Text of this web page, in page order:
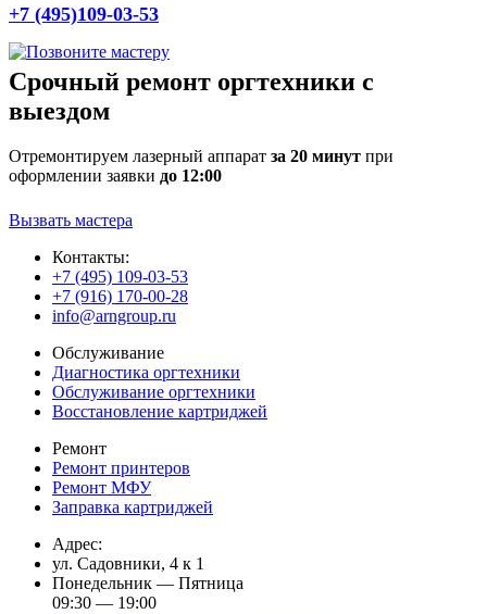
+7 (495)109-03-53
Срочный ремонт оргтехники с
выездом
Отремонтируем лазерный аппарат за 20 минут при
оформлении заявки до 12:00
Вызвать мастера
Контакты:
+7 (495) 109-03-53
+7 (916) 170-00-28
info@arngroup.ru
Обслуживание
Диагностика оргтехники
Обслуживание оргтехники
Восстановление картриджей
Ремонт
Ремонт принтеров
Ремонт МФУ
Заправка картриджей
Адрес:
ул. Садовники, 4 к 1
Понедельник — Пятница
09:30 — 19:00